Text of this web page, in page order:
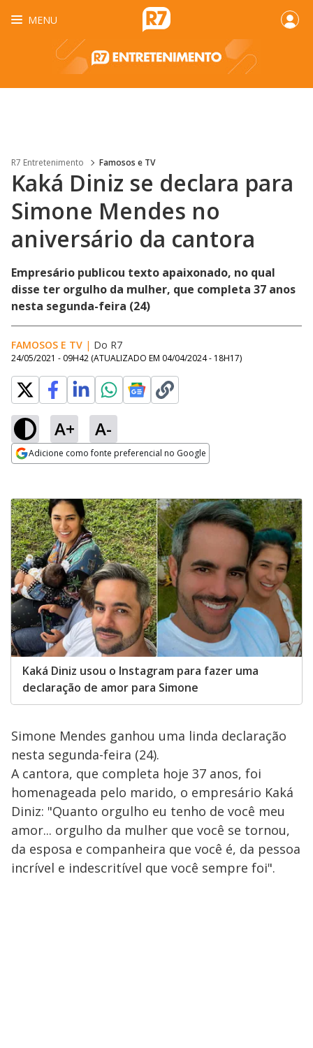
MENU
R7 Entretenimento Famosos e TV
Kaká Diniz se declara para
Simone Mendes no
aniversário da cantora
Empresário publicou texto apaixonado, no qual
disse ter orgulho da mulher, que completa 37 anos
nesta segunda-feira (24)
FAMOSOS E TV | Do R7
24/05/2021 - 09H42 (ATUALIZADO EM 04/04/2024 - 18H17)
A+ A-
Adicione como fonte preferencial no Google
Kaká Diniz usou o Instagram para fazer uma
declaração de amor para Simone
Simone Mendes ganhou uma linda declaração
nesta segunda-feira (24).
A cantora, que completa hoje 37 anos, foi
homenageada pelo marido, o empresário Kaká
Diniz: "Quanto orgulho eu tenho de você meu
amor... orgulho da mulher que você se tornou,
da esposa e companheira que você é, da pessoa
incrível e indescritível que você sempre foi".